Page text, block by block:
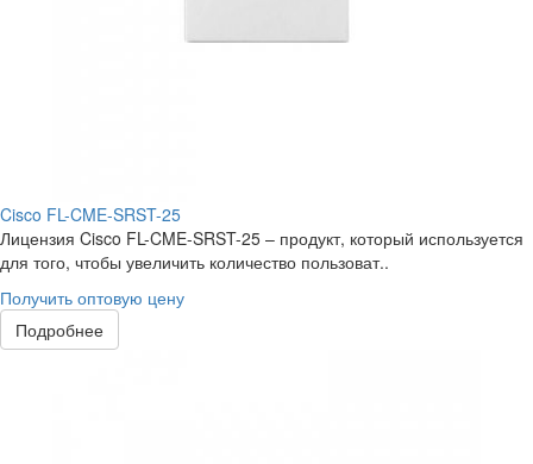
Cisco FL-CME-SRST-25
Лицензия Cisco FL-CME-SRST-25 – продукт, который используется
для того, чтобы увеличить количество пользоват..
Получить оптовую цену
Подробнее